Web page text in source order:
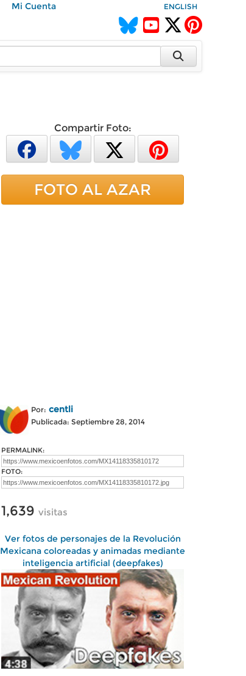
Mi Cuenta ENGLISH
Compartir Foto:
FOTO AL AZAR
Por: centli
Publicada: Septiembre 28, 2014
PERMALINK:
FOTO:
1,639 visitas
Ver fotos de personajes de la Revolución
Mexicana coloreadas y animadas mediante
inteligencia artificial (deepfakes)